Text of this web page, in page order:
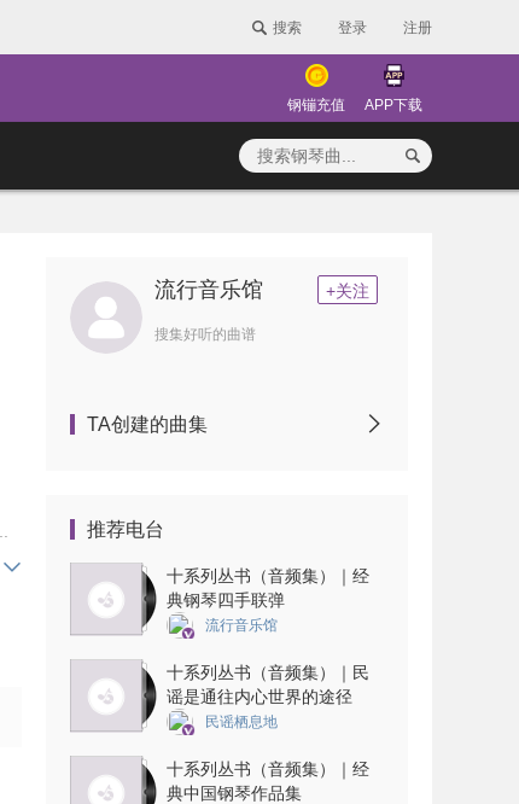
搜索 登录 注册
钢镚充值 APP下载
流行音乐馆
搜集好听的曲谱
+关注
TA创建的曲集
推荐电台
十系列丛书（音频集）｜经
典钢琴四手联弹
流行音乐馆
十系列丛书（音频集）｜民
谣是通往内心世界的途径
民谣栖息地
十系列丛书（音频集）｜经
典中国钢琴作品集